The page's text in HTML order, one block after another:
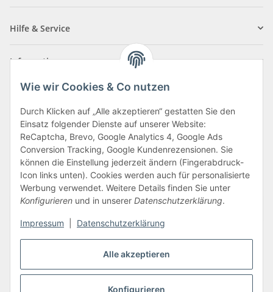
Alle akzeptieren
Konfigurieren
Wie wir Cookies & Co nutzen
Durch Klicken auf „Alle akzeptieren“ gestatten Sie den
Einsatz folgender Dienste auf unserer Website:
ReCaptcha, Brevo, Google Analytics 4, Google Ads
Conversion Tracking, Google Kundenrezensionen. Sie
können die Einstellung jederzeit ändern (Fingerabdruck-
Icon links unten). Cookies werden auch für personalisierte
Werbung verwendet. Weitere Details finden Sie unter
Konfigurieren und in unserer Datenschutzerklärung.
Impressum Datenschutzerklärung
Hilfe & Service
Informationen
Zahlungsarten
Vertrag widerrufen
* Alle Preise inkl. gesetzlicher USt., zzgl.